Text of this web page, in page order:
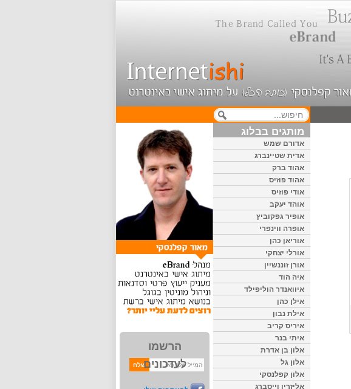
הרשמו
לעדכונים
מותגים בבלוג
אדורם שמש
אדית שטיינברג
אהוד ברק
אהוד פוזיס
אודי פוזיס
אוהד יעקב
אופיר גפקוביץ
אופרה ווינפרי
אוריאן כהן
אורלי יצחקי
אורן זוננשיין
איה הוד
איוואנדר הוליפילד
אילן כהן
אילת נבון
איריס קריב
איתי בנר
אלון בן אדרת
אלון גל
אלון קפלנסקי
אליזרין וייסברג